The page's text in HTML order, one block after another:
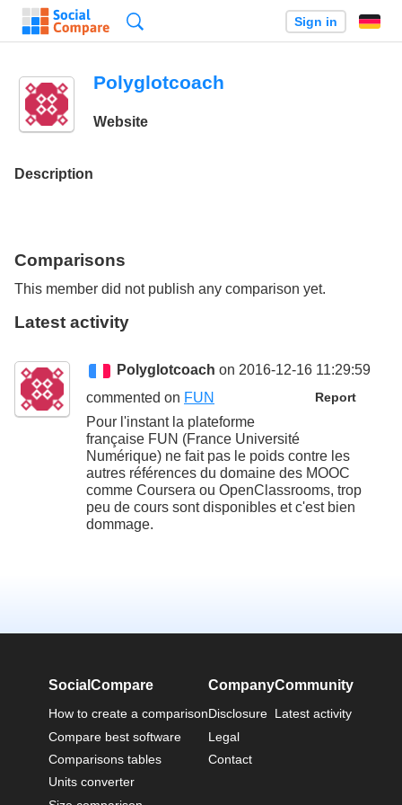
Sign in
Polyglotcoach
Website
Description
Comparisons
This member did not publish any comparison yet.
Latest activity
Polyglotcoach on 2016-12-16 11:29:59
Report
commented on FUN
Pour l'instant la plateforme
française FUN (France Université
Numérique) ne fait pas le poids contre les
autres références du domaine des MOOC
comme Coursera ou OpenClassrooms, trop
peu de cours sont disponibles et c'est bien
dommage.
SocialCompare
How to create a comparison
Compare best software
Comparisons tables
Units converter
Company
Disclosure
Legal
Contact
Community
Latest activity